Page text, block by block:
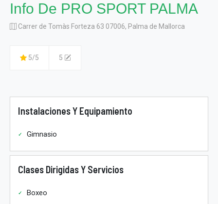
Info De PRO SPORT PALMA
Carrer de Tomàs Forteza 63 07006, Palma de Mallorca
5/5 5
Instalaciones Y Equipamiento
Gimnasio
Clases Dirigidas Y Servicios
Boxeo